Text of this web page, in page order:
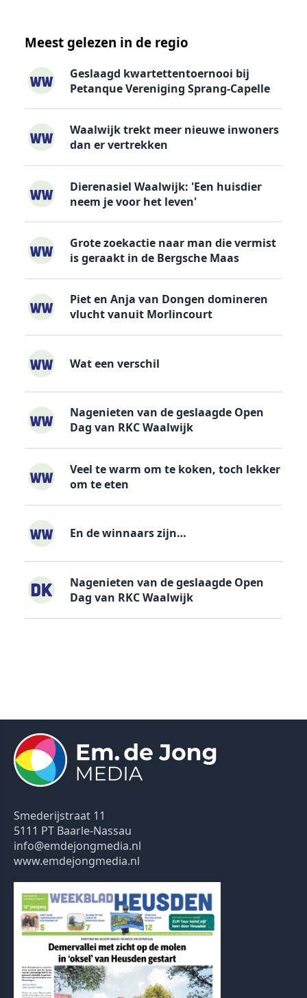
Meest gelezen in de regio
Geslaagd kwartettentoernooi bij
Petanque Vereniging Sprang-Capelle
Waalwijk trekt meer nieuwe inwoners
dan er vertrekken
Dierenasiel Waalwijk: 'Een huisdier
neem je voor het leven'
Grote zoekactie naar man die vermist
is geraakt in de Bergsche Maas
Piet en Anja van Dongen domineren
vlucht vanuit Morlincourt
Wat een verschil
Nagenieten van de geslaagde Open
Dag van RKC Waalwijk
Veel te warm om te koken, toch lekker
om te eten
En de winnaars zijn…
Nagenieten van de geslaagde Open
Dag van RKC Waalwijk
Smederijstraat 11
5111 PT Baarle-Nassau
info@emdejongmedia.nl
www.emdejongmedia.nl